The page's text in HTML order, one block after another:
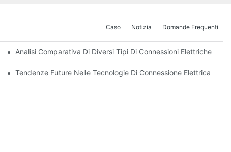
Domande Frequenti
Notizia
Caso
Analisi Comparativa Di Diversi Tipi Di Connessioni Elettriche
Tendenze Future Nelle Tecnologie Di Connessione Elettrica